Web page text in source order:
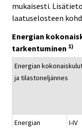
mukaisesti.
laatuselosteen
Energian
tarkentuminen 1)
Energian
ja tilastoneljännes
Energian
I-IV